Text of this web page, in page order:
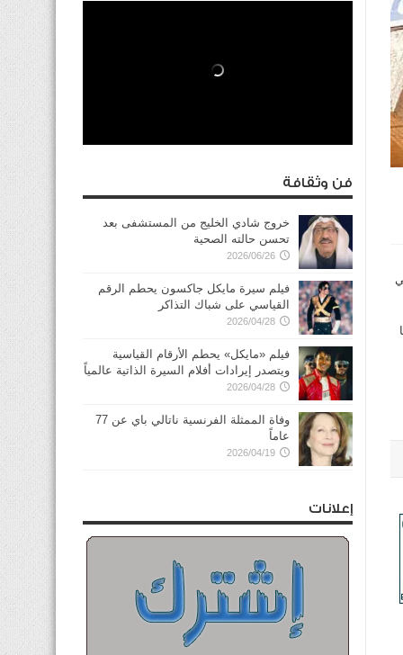
فن وثقافة
خروج شادي الخليج من المستشفى بعد
تحسن حالته الصحية
2026/06/26
فيلم سيرة مايكل جاكسون يحطم الرقم
القياسي على شباك التذاكر
2026/04/28
فيلم «مايكل» يحطم الأرقام القياسية
ويتصدر إيرادات أفلام السيرة الذاتية عالمياً
2026/04/28
وفاة الممثلة الفرنسية ناتالي باي عن 77
عاماً
2026/04/19
إعلانات